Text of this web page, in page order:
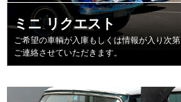
ミニ リクエスト
ご希望の車輌が入庫もしくは情報が入り次第
ご連絡させていただきます。